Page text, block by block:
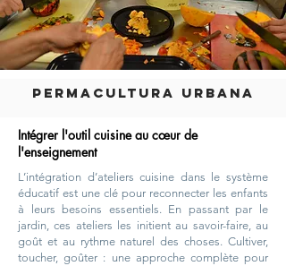
PERMACULTURA URBANA
Intégrer l'outil cuisine au cœur de
l'enseignement
L’intégration d’ateliers cuisine dans le système
éducatif est une clé pour reconnecter les enfants
à leurs besoins essentiels. En passant par le
jardin, ces ateliers les initient au savoir-faire, au
goût et au rythme naturel des choses. Cultiver,
toucher, goûter : une approche complète pour